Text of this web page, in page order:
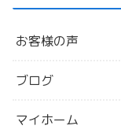
お客様の声
ブログ
マイホーム